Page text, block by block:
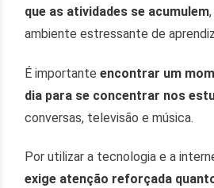
que as atividades se acumulem
ambiente estressante de
É importanteencontrar um
dia para se concentrar nos
conversas, televisão e música.
Por utilizar a tecnologia e a
exige atenção reforçada